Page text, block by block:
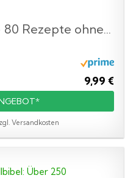
Rezepte ohne...
9,99 €
Versandkosten